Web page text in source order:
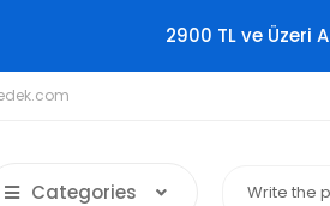
2900 TL ve Üzeri
Categories